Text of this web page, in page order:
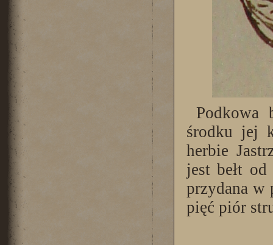
Podkowa
środku jej
herbie
jest bełt
przydana w
pięć piór